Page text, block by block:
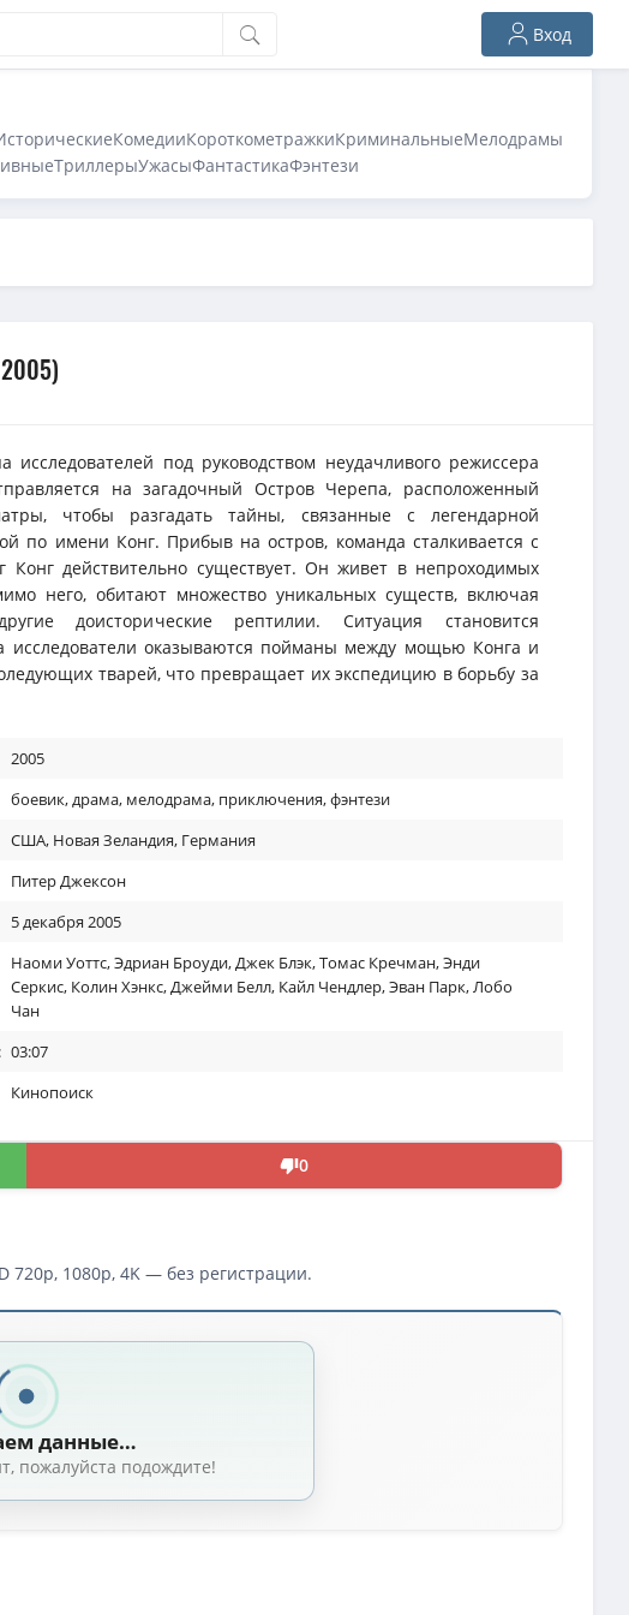
Вход
КомедииКороткометражкиКриминальныеМелодрамы
ТриллерыУжасыФантастикаФэнтези
исследователей под руководством неудачливого режиссера
на загадочный Остров Черепа, расположенный
чтобы разгадать тайны, связанные с легендарной
по имени Конг. Прибыв на остров, команда сталкивается с
Конг действительно существует. Он живет в непроходимых
него, обитают множество уникальных существ, включая
доисторические рептилии. Ситуация становится
исследователи оказываются пойманы между мощью Конга и
тварей, что превращает их экспедицию в борьбу за
2005
боевик,драма, мелодрама, приключения,фэнтези
США, Новая Зеландия, Германия
Питер Джексон
5 декабря 2005
Наоми Уоттс,Эдриан Броуди,Джек Блэк,Томас Кречман,Энди
Серкис, Колин Хэнкс,Джейми Белл, Кайл Чендлер,Эван Парк,Лобо
Чан
03:07
Кинопоиск
0
720p, 1080p, 4K — без регистрации.
Зеландия, США, Германия, приключения, драма, мелодрама, UHD BDRemux
[Custom Open Matte] [2005, боевик, триллер, драма, приключения,
драма, приключения, мистика HybridRip-AVC] [Custom Open Matte]
Зеландия, США, Германия, приключения, драма, мелодрама, WEB-DL 2160p,
данные…
пожалуйста подождите!